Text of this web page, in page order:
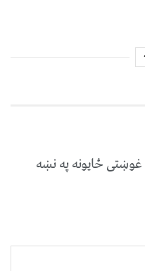
غوښتى ځایونه په نښه